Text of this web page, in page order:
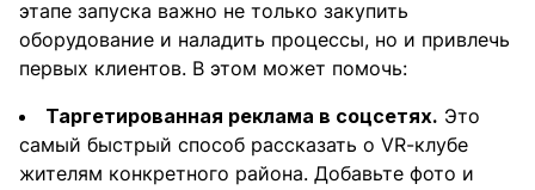
этапе запуска важно не только закупить
оборудование и наладить процессы, но и привлечь
первых клиентов. В этом может помочь:
Таргетированная реклама в соцсетях. Это
самый быстрый способ рассказать о VR-клубе
жителям конкретного района. Добавьте фото и